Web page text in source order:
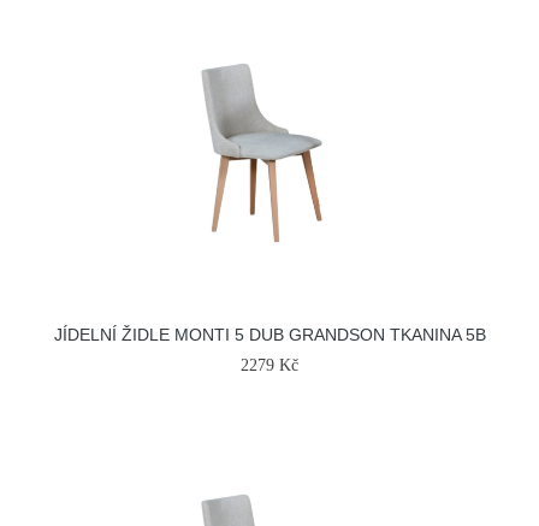
JÍDELNÍ ŽIDLE MONTI 5 DUB GRANDSON TKANINA 5B
2279 Kč